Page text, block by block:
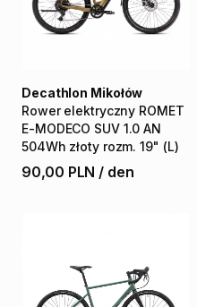
Rower elektryczny ROMET
E-MODECO SUV 1.0 AN
504Wh złoty rozm. 19" (L)
Decathlon Mikołów
90,00 PLN / den